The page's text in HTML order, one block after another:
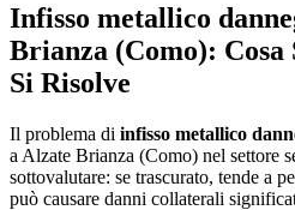
Infisso metallico
Brianza (Como): Cosa
Si Risolve
Il problema di infisso metallico
a Alzate Brianza (Como) nel settore
sottovalutare: se trascurato, tende a
può causare danni collaterali